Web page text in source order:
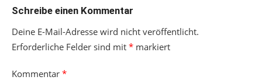
Schreibe einen Kommentar
Deine E-Mail-Adresse wird nicht veröffentlicht.
Erforderliche Felder sind mit * markiert
Kommentar *